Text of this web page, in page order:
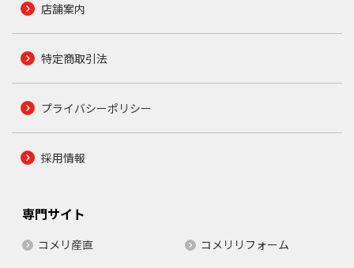
店舗案内
特定商取引法
プライバシーポリシー
採用情報
専門サイト
コメリ産直
コメリリフォーム